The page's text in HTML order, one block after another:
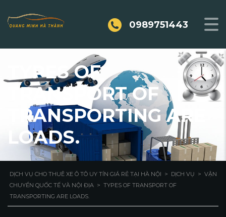
0989751443
TYPES OF
TRANSPORT OF
TRANSPORTING ARE
LOADS.
DỊCH VỤ CHO THUÊ XE Ô TÔ UY TÍN GIÁ RẺ TẠI HÀ NỘI > DỊCH VỤ > VẬN
CHUYỂN QUỐC TẾ VÀ NỘI ĐỊA > TYPES OF TRANSPORT OF
TRANSPORTING ARE LOADS.